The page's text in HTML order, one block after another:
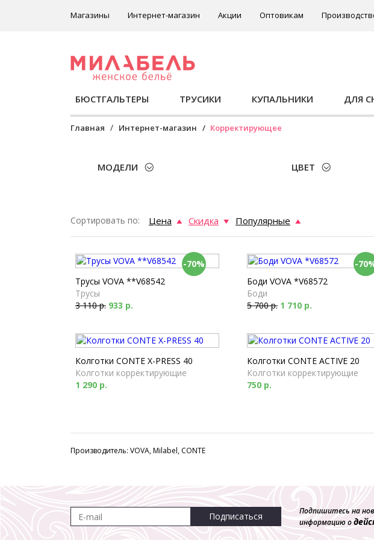
Магазины Интернет-магазин Акции Оптовикам
БЮСТГАЛЬТЕРЫ ТРУСИКИ КУПАЛЬНИКИ ДЛЯ
Главная Интернет-магазин Корректирующее
МОДЕЛИ ЦВЕТ
Сортировать по: Цена Скидка Популярные
-70%
Трусы VOVA **V68542
Трусы
3 110 р. 933 р.
-
Боди VOVA *V68572
Боди
5 700 р. 1 710 р.
Колготки CONTE X-PRESS 40
Колготки корректирующие
1 290 р.
Колготки CONTE ACTIVE 20
Колготки корректирующие
750 р.
Производитель: VOVA, Milabel, CONTE
Подписаться
Подпишитесь на
информацию о